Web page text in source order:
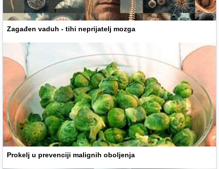
Zagađen vaduh - tihi neprijatelj mozga
Prokelj u prevenciji malignih oboljenja